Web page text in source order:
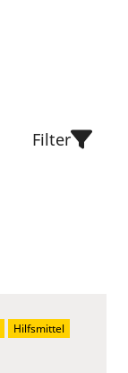
Filter
Hilfsmittel